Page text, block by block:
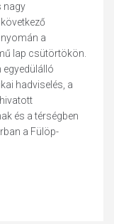
nagy
a
lap csütörtökön.
egyedülálló
hadviselés, a
és a térségben
a Fülöp-